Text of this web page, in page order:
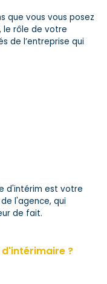
que vous vous posez
le rôle de votre
de l’entreprise qui
d'intérim est votre
l'agence, qui
de fait.
?